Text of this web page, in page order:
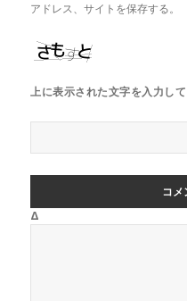
アドレス、サイトを保存する。
上に表示された文字を入力して
Δ